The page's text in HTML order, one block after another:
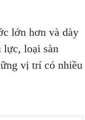
lớn hơn và dày
lực, loại sàn
vị trí có nhiều